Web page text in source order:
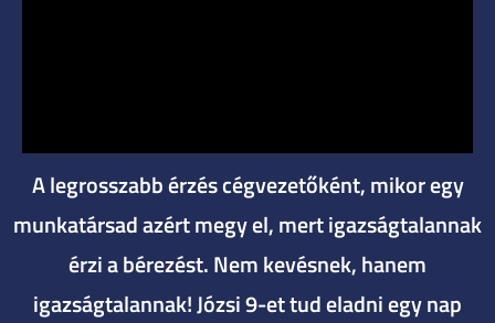
A legrosszabb érzés cégvezetőként, mikor egy
munkatársad azért megy el, mert igazságtalannak
érzi a bérezést. Nem kevésnek, hanem
igazságtalannak! Józsi 9-et tud eladni egy nap